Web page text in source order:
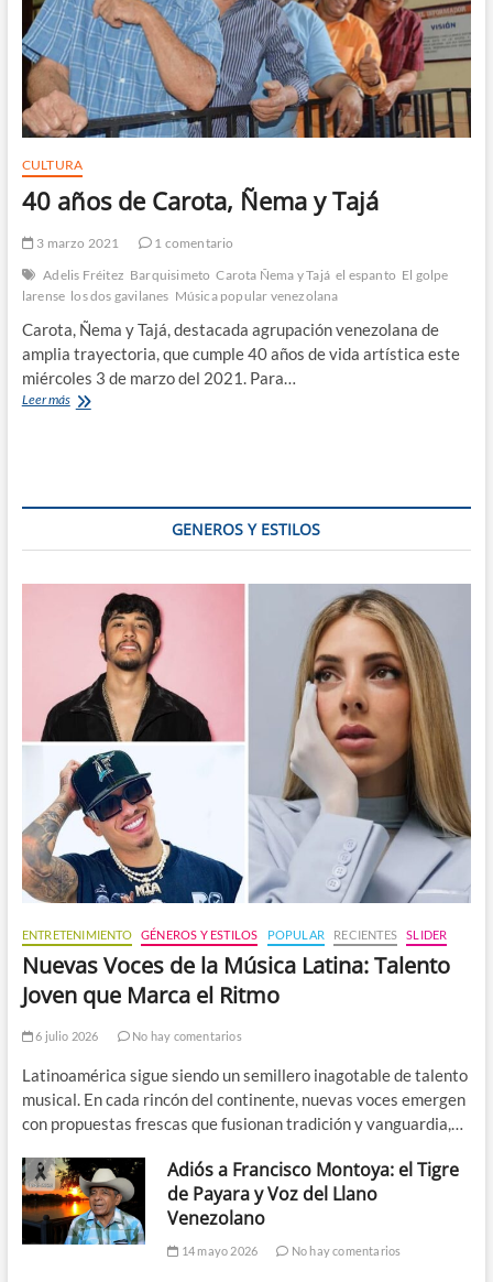
CULTURA
40 años de Carota, Ñema y Tajá
3 marzo 2021
1 comentario
Adelis Fréitez Barquisimeto Carota Ñema y Tajá el espanto El golpe
larense los dos gavilanes Música popular venezolana
Carota, Ñema y Tajá, destacada agrupación venezolana de
amplia trayectoria, que cumple 40 años de vida artística este
miércoles 3 de marzo del 2021. Para…
Leer más40
GENEROS Y ESTILOS
ENTRETENIMIENTO GÉNEROS Y ESTILOS POPULAR RECIENTES SLIDER
Nuevas Voces de la Música Latina: Talento
Joven que Marca el Ritmo
6 julio 2026 No hay comentarios
Latinoamérica sigue siendo un semillero inagotable de talento
musical. En cada rincón del continente, nuevas voces emergen
con propuestas frescas que fusionan tradición y vanguardia,…
Adiós a Francisco Montoya: el Tigre
de Payara y Voz del Llano
Venezolano
14 mayo 2026 No hay comentarios